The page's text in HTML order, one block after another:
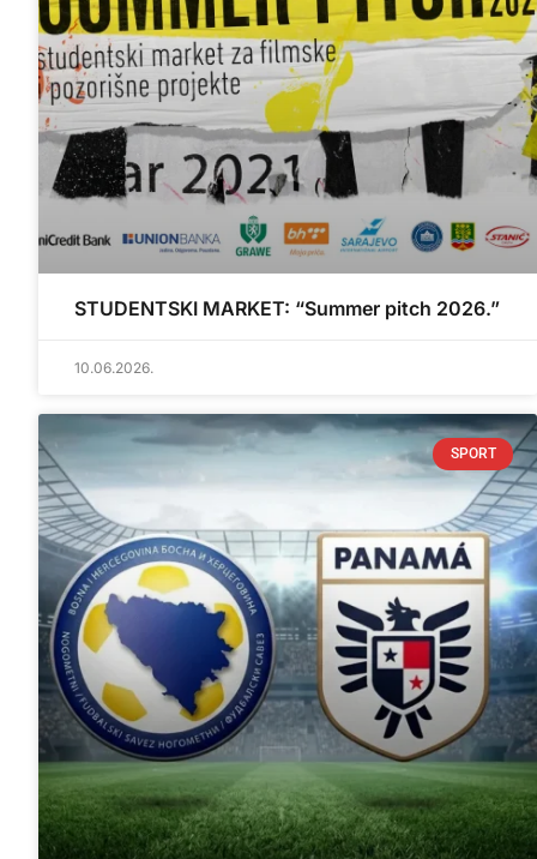
STUDENTSKI MARKET: “Summer pitch 2026.”
10.06.2026.
SPORT